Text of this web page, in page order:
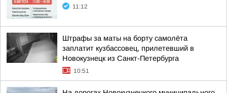
11:12
Штрафы за маты на борту самолёта
заплатит кузбассовец, прилетевший в
Новокузнецк из Санкт-Петербурга
10:51